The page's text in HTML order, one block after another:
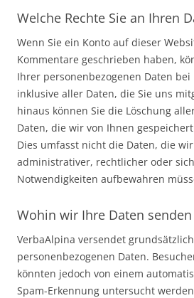
Welche Rechte Sie an Ihren
Wenn Sie ein Konto auf dieser
Kommentare geschrieben haben,
Ihrer personenbezogenen Daten
inklusive aller Daten, die Sie uns
hinaus können Sie die Löschung
Daten, die wir von Ihnen
Dies umfasst nicht die Daten, die
administrativer, rechtlicher oder
Notwendigkeiten aufbewahren
Wohin wir Ihre Daten senden
VerbaAlpina versendet
personenbezogenen Daten.
könnten jedoch von einem
Spam-Erkennung untersucht